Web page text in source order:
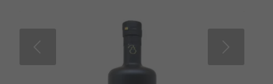
Suivant